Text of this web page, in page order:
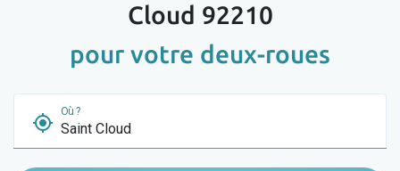
Cloud 92210
pour votre deux-roues
my_location
Où ?